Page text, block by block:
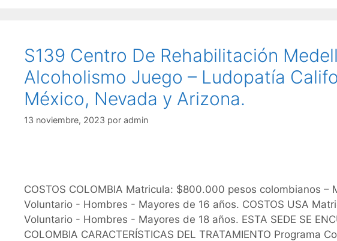
S139 Centro De Rehabilitación
Alcoholismo Juego – Ludopatía
México, Nevada y Arizona.
13 noviembre, 2023 por admin
COSTOS COLOMBIA Matricula: $800.000 pesos colombianos
Voluntario - Hombres - Mayores de 16 años. COSTOS USA
Voluntario - Hombres - Mayores de 18 años. ESTA SEDE SE
COLOMBIA CARACTERÍSTICAS DEL TRATAMIENTO Programa